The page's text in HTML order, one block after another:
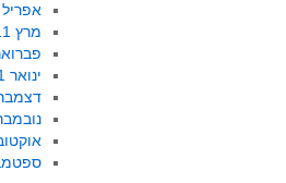
אפריל 2011
מרץ 2011
פברואר
ינואר 2011
דצמבר
נובמבר
אוקטובר
ספטמבר